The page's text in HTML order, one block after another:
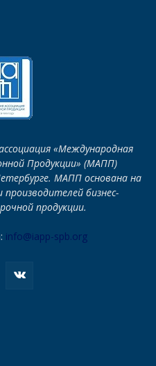
«Международная
Продукции» (МАПП)
МАПП основана на
бизнес-
продукции.
info@iapp-spb.org